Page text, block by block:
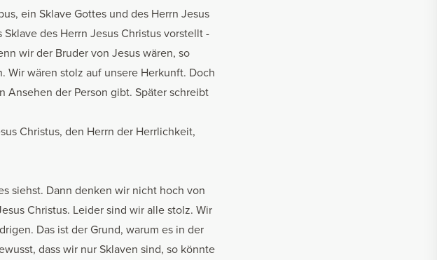
ein Sklave Gottes und des Herrn Jesus
Sklave des Herrn Jesus Christus vorstellt -
wir der Bruder von Jesus wären, so
wären stolz auf unsere Herkunft. Doch
Ansehen der Person gibt. Später schreibt
Christus, den Herrn der Herrlichkeit,
siehst. Dann denken wir nicht hoch von
Christus. Leider sind wir alle stolz. Wir
Das ist der Grund, warum es in der
dass wir nur Sklaven sind, so könnte